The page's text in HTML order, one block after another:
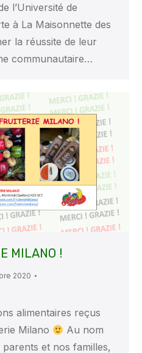
l’Université de
à La Maisonnette des
la réussite de leur
communautaire…
MILANO !
2020
alimentaires reçus
Milano
Au nom
et nos familles,